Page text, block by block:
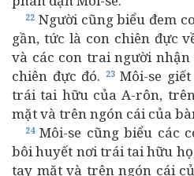
22 Người cũng biểu đem
gần, tức là con chiên đực
và các con trai người
chiên đực đó.
23Môi-se
trái tai hữu của A-rôn,
mặt và trên ngón cái của
24Môi-se cũng biểu các
bôi huyết nơi trái tai hữu
tay mặt và trên ngón cái